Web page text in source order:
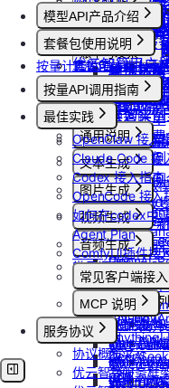
查询模
获取实
变更实
查询创
查询实
查询实
查询退
获取实
修改实
更新Pod
设置/更
取消定
收藏镜像
取消收
更新镜
查询团
查询成
设置成
修改成
更新团
操作指南
模型配置
升配与续
到期与
注销账号
认证概览
个人认证
高校认证
企业认证
团队管理
团队功
管理员
团队成
账单与发票
账号充值
提现规则
查看账单
开具发票
优云智算服务
优云智算云服
优云智算用户
优云智算云平
优云智算激励
模型API产品介绍
模型API服务
套餐包使用说明
套餐包快速上手
套餐计费逻辑
套餐用量统计
客户端接入
OpenClaw 云端
按量计费说明
按量API调用指南
快速开始
通用说明
认证鉴权
错误码
文本生成
如何获取
模型协议
API支持与
OpenAI-
OpenAI-
Gemini 快
Claude
明
示例
图片生成
Nano
Nano
Nano
gpt-
gpt-
gpt-
doubao-
Qwen-
Qwen-
stepfun-
视频生成
doubao-
pro
doubao-
Vidu 系列
Wan-AI/
Wan-AI/
Wan-AI/
Wan-AI/
音频生成
IndexTTS
自定义音
展参数
suno音乐
MiniMax/
通义千问
常见问题答疑
最佳实践
OpenClaw 接入
Claude Code 接
Codex 接入指南
OpenCode 接入
如何在codex中
Agent Plan
ComfyUI插件接
常见客户端接
Dify
RAGFlow
纳米AI
n8n
MCP 说明
MCP 简介
通过
务
通过
服务协议
协议概览
优云智算服务框